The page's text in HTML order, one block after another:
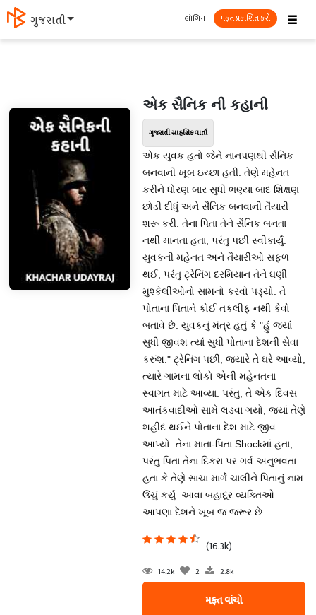
ગુજરાતી ☰
લૉગિન મફત પ્રકાશિત કરો
એક સૈનિક ની કહાની
ગુજરાતી સાહસિક વાર્તા
એક યુવક હતો જેને નાનપણથી સૈનિક
બનવાની ખૂબ ઇચ્છા હતી. તેણે મહેનત
કરીને ધોરણ બાર સુધી ભણ્યા બાદ શિક્ષણ
છોડી દીધું અને સૈનિક બનવાની તૈયારી
શરૂ કરી. તેના પિતા તેને સૈનિક બનતા
નથી માનતા હતા, પરંતુ પછી સ્વીકાર્યું.
યુવકની મહેનત અને તૈયારીઓ સફળ
થઈ, પરંતુ ટ્રેનિંગ દરમિયાન તેને ઘણી
મુશ્કેલીઓનો સામનો કરવો પડ્યો. તે
પોતાના પિતાને કોઈ તકલીફ નથી કેવો
બતાવે છે. યુવકનું મંત્ર હતું કે "હું જ્યાં
સુધી જીવશ ત્યાં સુધી પોતાના દેશની સેવા
કરુંશ." ટ્રેનિંગ પછી, જ્યારે તે ઘરે આવ્યો,
ત્યારે ગામના લોકો એની મહેનતના
સ્વાગત માટે આવ્યા. પરંતુ, તે એક દિવસ
આતંકવાદીઓ સામે લડવા ગયો, જ્યાં તેણે
શહીદ થઈને પોતાના દેશ માટે જીવ
આપ્યો. તેના માતા-પિતા Shockમાં હતા,
પરંતુ પિતા તેના દિકરા પર ગર્વ અનુભવતા
હતા કે તેણે સાચા માર્ગે ચાલીને પિતાનું નામ
ઉંચું કર્યું. આવા બહાદૂર વ્યક્તિઓ
આપણા દેશને ખૂબ જ જરૂર છે.
(16.3k)
14.2k 2 2.8k
મફત વાંચો